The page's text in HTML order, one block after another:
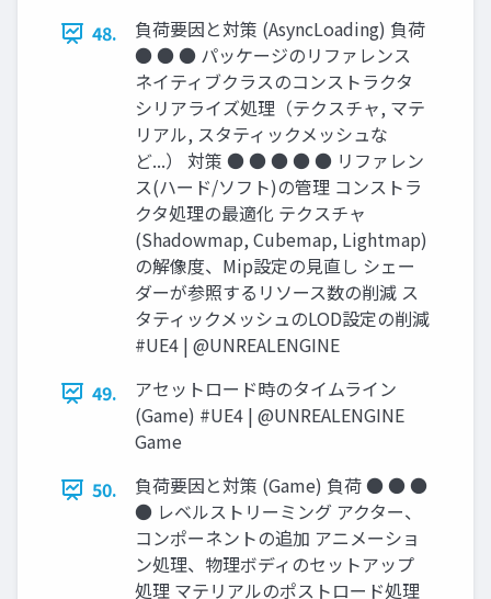
48.
負荷要因と対策 (AsyncLoading) 負荷
● ● ● パッケージのリファレンス
ネイティブクラスのコンストラクタ
シリアライズ処理（テクスチャ, マテ
リアル, スタティックメッシュな
ど...） 対策 ● ● ● ● ● リファレン
ス(ハード/ソフト)の管理 コンストラ
クタ処理の最適化 テクスチャ
(Shadowmap, Cubemap, Lightmap)
の解像度、Mip設定の見直し シェー
ダーが参照するリソース数の削減 ス
タティックメッシュのLOD設定の削減
#UE4 | @UNREALENGINE
49.
アセットロード時のタイムライン
(Game) #UE4 | @UNREALENGINE
Game
50.
負荷要因と対策 (Game) 負荷 ● ● ●
● レベルストリーミング アクター、
コンポーネントの追加 アニメーショ
ン処理、物理ボディのセットアップ
処理 マテリアルのポストロード処理